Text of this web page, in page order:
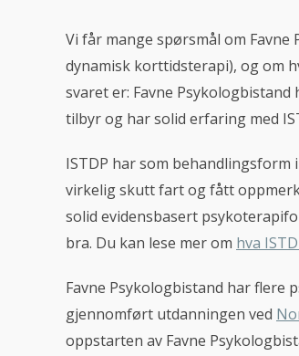
Vi får mange spørsmål om
dynamisk korttidsterapi), og om
svaret er: Favne
tilbyr og har solid erfaring med
ISTDP har som
virkelig skutt fart og fått
solid evidensbasert
bra. Du kan lese mer om hva
Favne Psykologbistand har flere
gjennomført utdanningen ved
oppstarten av Favne